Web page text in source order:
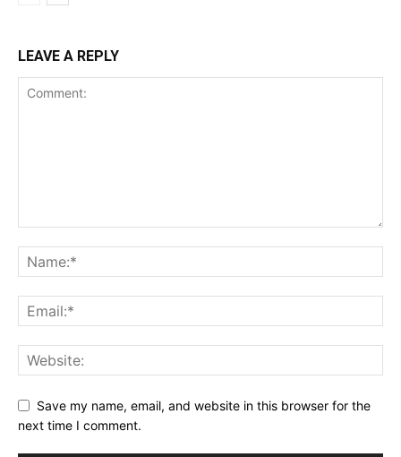
LEAVE A REPLY
Save my name, email, and website in this browser for the
next time I comment.